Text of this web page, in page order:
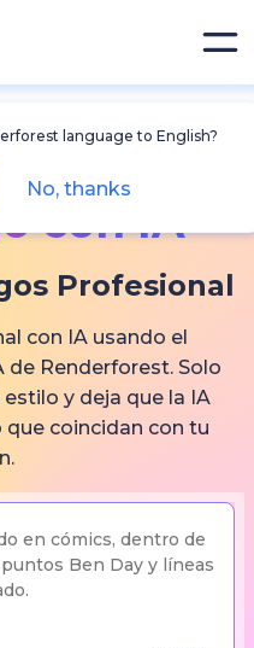
language to English?
No, thanks
con IA
Profesional
con IA usando el
de Renderforest. Solo
y deja que la IA
coincidan con tu